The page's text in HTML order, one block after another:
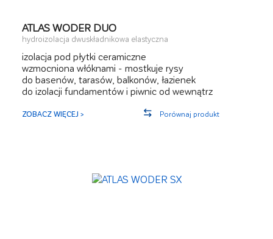
ATLAS WODER DUO
hydroizolacja dwuskładnikowa elastyczna
izolacja pod płytki ceramiczne
wzmocniona włóknami - mostkuje rysy
do basenów, tarasów, balkonów, łazienek
do izolacji fundamentów i piwnic od wewnątrz
ZOBACZ WIĘCEJ > Porównaj produkt